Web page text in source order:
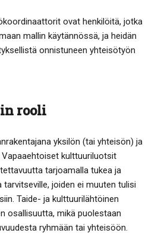
ovat henkilöitä, jotka
mallin käytännössä, ja heidän
onnistuneen yhteisötyön
rooli
yksilön (tai yhteisön) ja
kulttuuriluotsit
tarjoamalla tukea ja
joiden ei muuten tulisi
Taide- ja kulttuurilähtöinen
osallisuutta, mikä puolestaan
ryhmään tai yhteisöön.